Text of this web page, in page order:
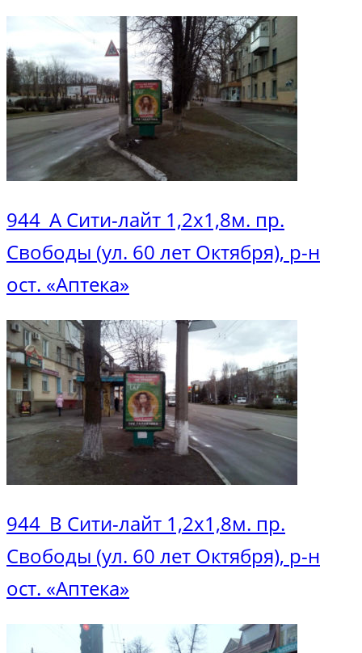
944_А Сити-лайт 1,2х1,8м. пр.
Свободы (ул. 60 лет Октября), р-н
ост. «Аптека»
944_В Сити-лайт 1,2х1,8м. пр.
Свободы (ул. 60 лет Октября), р-н
ост. «Аптека»